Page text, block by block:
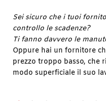
Sei sicuro che i tuoi
controllo le scadenze?
Ti fanno davvero le
Oppure hai un fornitore
prezzo troppo basso, che
modo superficiale il suo